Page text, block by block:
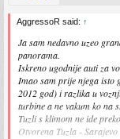
AggressoR said: ↑
Ja sam nedavno uzeo
panorama.
Iskreno ugodnije auti za
Imao sam prije njega isto
2012 god) i razlika u
turbine a ne vakum ko na
Tuzli s klimom ne ide
Otvorena Tuzla -